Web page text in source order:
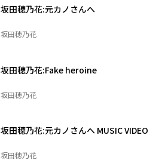
坂田穂乃花:元カノさんへ
坂田穂乃花
坂田穂乃花:Fake heroine
坂田穂乃花
坂田穂乃花:元カノさんへ MUSIC VIDEO
坂田穂乃花